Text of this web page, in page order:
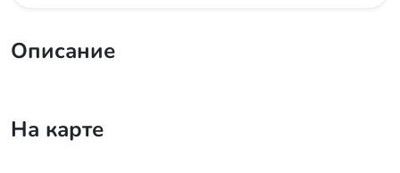
Описание
На карте